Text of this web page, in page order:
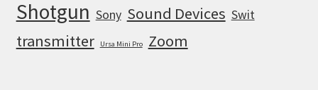
Shotgun Sony Sound Devices Swit
transmitter Ursa Mini Pro Zoom